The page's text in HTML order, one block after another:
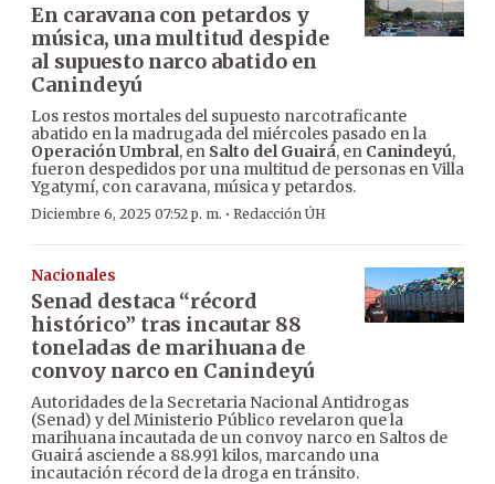
En caravana con petardos y
música, una multitud despide
al supuesto narco abatido en
Canindeyú
Los restos mortales del supuesto narcotraficante
abatido en la madrugada del miércoles pasado en la
Operación Umbral, en Salto del Guairá, en Canindeyú,
fueron despedidos por una multitud de personas en Villa
Ygatymí, con caravana, música y petardos.
Diciembre 6, 2025 07:52 p. m. · Redacción ÚH
Nacionales
Senad destaca “récord
histórico” tras incautar 88
toneladas de marihuana de
convoy narco en Canindeyú
Autoridades de la Secretaria Nacional Antidrogas
(Senad) y del Ministerio Público revelaron que la
marihuana incautada de un convoy narco en Saltos de
Guairá asciende a 88.991 kilos, marcando una
incautación récord de la droga en tránsito.